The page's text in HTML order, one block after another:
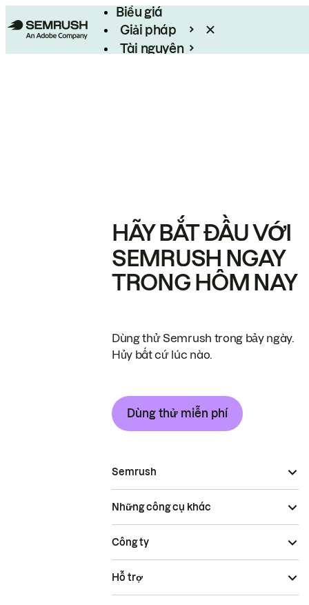
Biểu giá
Giải pháp
Tài nguyên
HÃY BẮT ĐẦU VỚI
SEMRUSH NGAY
TRONG HÔM NAY
Dùng thử Semrush trong bảy ngày.
Hủy bất cứ lúc nào.
Dùng thử miễn phí
Semrush
Những công cụ khác
Công ty
Hỗ trợ